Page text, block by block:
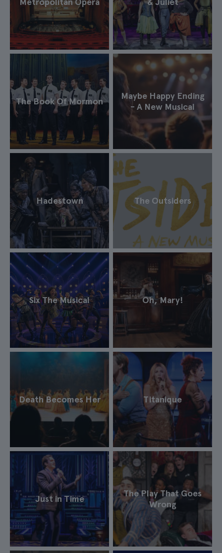
The Book Of Mormon
Maybe Happy Ending
- A New Musical
Hadestown The Outsiders
Six The Musical Oh, Mary!
Death Becomes Her Titanique
Just in Time
The Play That Goes
Wrong